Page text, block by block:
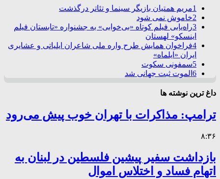
1مریم همتیان بازیگر سینما و تئاتر درگذشت
2خاموش نمی شود
3راه‌یابی فیلم کوتاه «بی‌خوابی» به جشنواره «تابستان فیلم
اینسکو» لهستان
4فراخوان همایش طرح واره ملی شاعران ایلیاتی و عشایری
ایران «ایلماه»
5سمفونی سکوت
6 الموت ثبت جهانی شد
داغ ترین نوشته ها
ترامپ: مذاکرات با تهران خوب پیش می‌رود
۸:۳۶
بازداشت سفیر پیشین فلسطین در لبنان به
اتهام فساد و اختلاس اموال